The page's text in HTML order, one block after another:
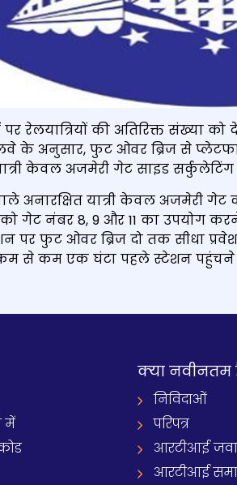
पर रेलयात्रियों की अतिरिक्त संख्या
के अनुसार, फुट ओवर ब्रिज से
केवल अजमेरी गेट साइड
अनारक्षित यात्री केवल अजमेरी गेट
गेट नंबर 8, 9 और 11 का उपयोग
पर फुट ओवर ब्रिज दो तक सीधा
से कम एक घंटा पहले स्टेशन पहुंचने
में
क्‍या नवीनतम
निविदाओं
परिपत्र
आरटीआई
आरटीआई